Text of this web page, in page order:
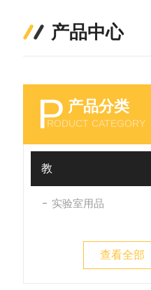
产品中心
P 产品分类
RODUCT CATEGORY
教
实验室用品
查看全部